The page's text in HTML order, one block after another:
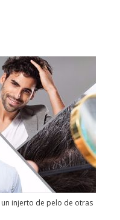
injerto de pelo de otras